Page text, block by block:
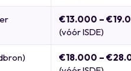
€13.000 –
(vóór ISDE)
€18.000 –